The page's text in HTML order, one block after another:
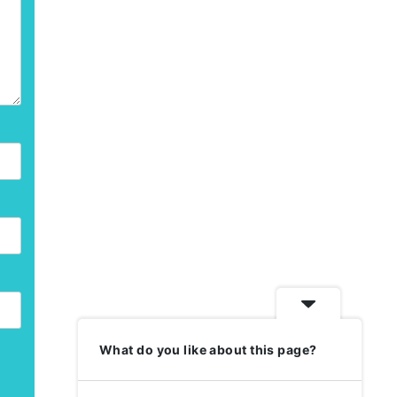
What do you like about this page?